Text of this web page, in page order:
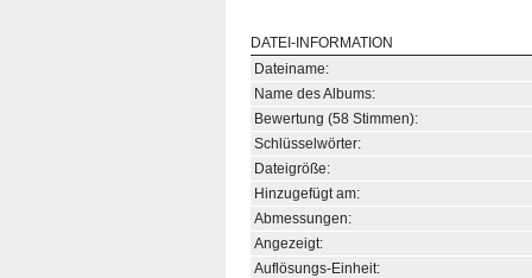
DATEI-INFORMATION
Dateiname:
Name des Albums:
Bewertung (58 Stimmen):
Schlüsselwörter:
Dateigröße:
Hinzugefügt am:
Abmessungen:
Angezeigt:
Auflösungs-Einheit: